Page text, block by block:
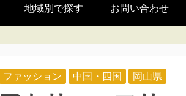
地域別で探す お問い合わせ
ファッション 中国・四国 岡山県